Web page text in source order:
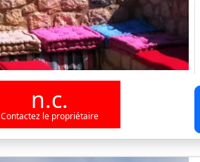
n.c.
Contactez le propriétaire